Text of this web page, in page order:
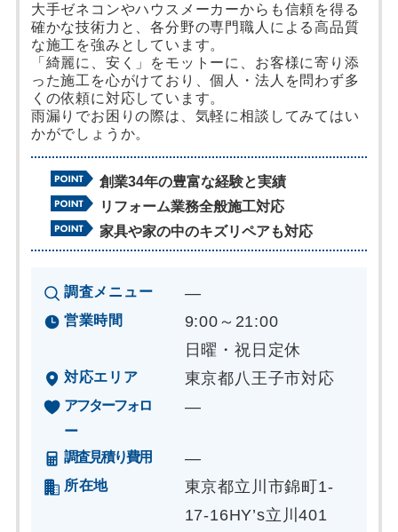
大手ゼネコンやハウスメーカーからも信頼を得る
確かな技術力と、各分野の専門職人による高品質
な施工を強みとしています。
「綺麗に、安く」をモットーに、お客様に寄り添
った施工を心がけており、個人・法人を問わず多
くの依頼に対応しています。
雨漏りでお困りの際は、気軽に相談してみてはい
かがでしょうか。
創業34年の豊富な経験と実績
リフォーム業務全般施工対応
家具や家の中のキズリペアも対応
調査メニュー ―
営業時間
9:00～21:00
日曜・祝日定休
対応エリア 東京都八王子市対応
アフターフォロ
ー
―
調査見積り費用 ―
所在地
東京都立川市錦町1-
17-16HY’s立川401